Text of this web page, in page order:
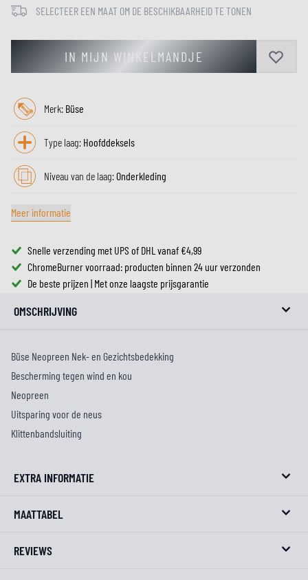
SELECTEER EEN MAAT OM DE BESCHIKBAARHEID TE TONEN
IN MIJN WINKELMANDJE
Merk: Büse
Type laag: Hoofddeksels
Niveau van de laag:Onderkleding
Meer informatie
Snelle verzending met UPS of DHL vanaf €4,99
ChromeBurner voorraad: producten binnen 24 uur verzonden
De beste prijzen | Met onze laagste prijsgarantie
OMSCHRIJVING
Büse Neopreen Nek- en Gezichtsbedekking
Bescherming tegen wind en kou
Neopreen
Uitsparing voor de neus
Klittenbandsluiting
EXTRA INFORMATIE
MAATTABEL
REVIEWS